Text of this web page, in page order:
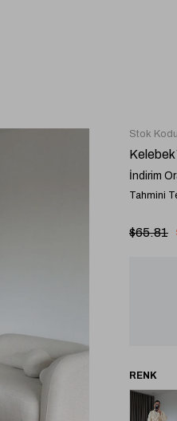
Stok Kodu
Kelebek
İndirim
Tahmini
$65.81